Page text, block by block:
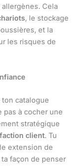
Cela
, le stockage
et la
les risques de
ton catalogue
pas à cocher une
stratégique
client. Tu
extension de
façon de penser